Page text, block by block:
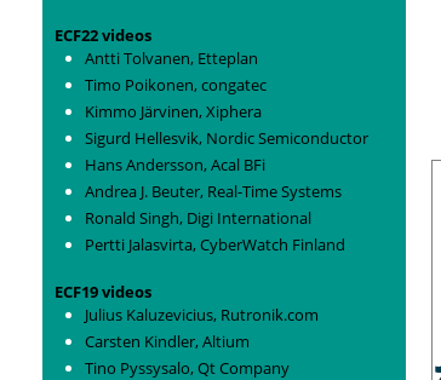
ECF22 videos
Antti Tolvanen, Etteplan
Timo Poikonen, congatec
Kimmo Järvinen, Xiphera
Sigurd Hellesvik, Nordic Semiconductor
Hans Andersson, Acal BFi
Andrea J. Beuter, Real-Time Systems
Ronald Singh, Digi International
Pertti Jalasvirta, CyberWatch Finland
ECF19 videos
Julius Kaluzevicius, Rutronik.com
Carsten Kindler, Altium
Tino Pyssysalo, Qt Company